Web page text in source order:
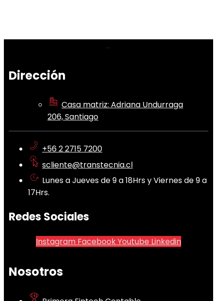
Dirección
Casa matriz: Adriana Undurraga
206, Santiago
+56 2 2715 7200
scliente@transtecnia.cl
Lunes a Jueves de 9 a 18Hrs y Viernes de 9 a
17Hrs.
Redes Sociales
Instagram FacebookYoutube Linkedin
Nosotros